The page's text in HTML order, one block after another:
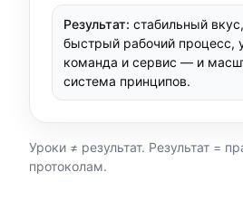
Результат: стабильный
быстрый рабочий процесс,
команда и сервис — и
система принципов.
Уроки ≠ результат. Результат =
протоколам.